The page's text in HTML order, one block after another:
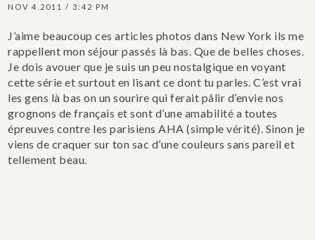
NOV 4.2011 / 3:42 PM
J’aime beaucoup ces articles photos dans New York ils me
rappellent mon séjour passés là bas. Que de belles choses.
Je dois avouer que je suis un peu nostalgique en voyant
cette série et surtout en lisant ce dont tu parles. C’est vrai
les gens là bas on un sourire qui ferait pâlir d’envie nos
grognons de français et sont d’une amabilité a toutes
épreuves contre les parisiens AHA (simple vérité). Sinon je
viens de craquer sur ton sac d’une couleurs sans pareil et
tellement beau.